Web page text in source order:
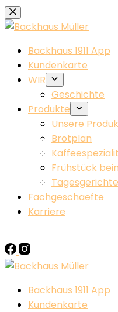
Zum
Inhalt
Backhaus 1911 App
Kundenkarte
WIR
Geschichte
Produkte
Unsere
Brotplan
Frühstück
Fachgeschaefte
Karriere
Backhaus 1911 App
Kundenkarte